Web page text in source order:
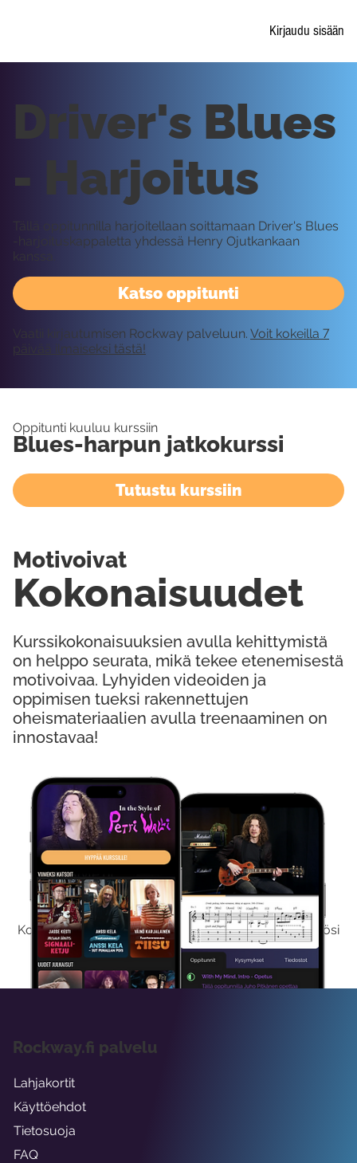
Kirjaudu sisään
Kokeile Ilmaiseksi
Kokeilemalla ilmaiseksi saat koko sisältömme käyttöösi
viikon ajaksi.
Katso oppitunti
Driver's Blues
- Harjoitus
Tällä oppitunnilla harjoitellaan soittamaan Driver's Blues
-harjoituskappaletta yhdessä Henry Ojutkankaan
kanssa.
Vaatii kirjautumisen Rockway palveluun. Voit kokeilla 7
päivää ilmaiseksi tästä!
Oppitunti kuuluu kurssiin
Blues-harpun jatkokurssi
Tutustu kurssiin
Kurssikokonaisuuksien avulla kehittymistä
on helppo seurata, mikä tekee etenemisestä
motivoivaa. Lyhyiden videoiden ja
oppimisen tueksi rakennettujen
oheismateriaalien avulla treenaaminen on
innostavaa!
Kokonaisuudet
Motivoivat
Rockway.fi palvelu
Lahjakortit
Käyttöehdot
Tietosuoja
FAQ